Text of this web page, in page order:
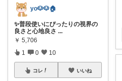
yo🐶🐶🏠
✨普段使いにぴったりの視界の
良さと心地良さ ...
￥ 5,706
1 0 10
コレ いいね